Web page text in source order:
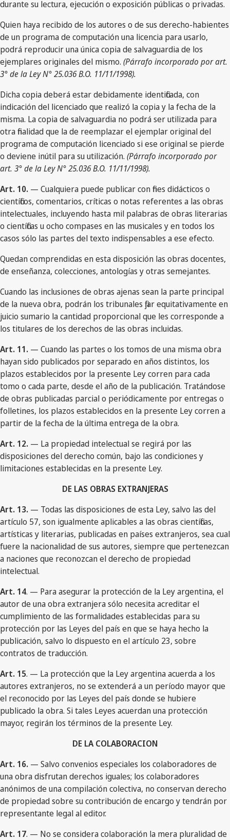
durante su lectura, ejecución o exposición públicas o privadas.
Quien haya recibido de los autores o de sus derecho-habientes
de un programa de computación una licencia para usarlo,
podrá reproducir una única copia de salvaguardia de los
ejemplares originales del mismo. (Párrafo incorporado por art.
3° de la Ley N° 25.036 B.O. 11/11/1998).
Dicha copia deberá estar debidamente identificada, con
indicación del licenciado que realizó la copia y la fecha de la
misma. La copia de salvaguardia no podrá ser utilizada para
otra finalidad que la de reemplazar el ejemplar original del
programa de computación licenciado si ese original se pierde
o deviene inútil para su utilización. (Párrafo incorporado por
art. 3° de la Ley N° 25.036 B.O. 11/11/1998).
Art. 10. — Cualquiera puede publicar con fines didácticos o
científicos, comentarios, críticas o notas referentes a las obras
intelectuales, incluyendo hasta mil palabras de obras literarias
o científicas u ocho compases en las musicales y en todos los
casos sólo las partes del texto indispensables a ese efecto.
Quedan comprendidas en esta disposición las obras docentes,
de enseñanza, colecciones, antologías y otras semejantes.
Cuando las inclusiones de obras ajenas sean la parte principal
de la nueva obra, podrán los tribunales fijar equitativamente en
juicio sumario la cantidad proporcional que les corresponde a
los titulares de los derechos de las obras incluidas.
Art. 11. — Cuando las partes o los tomos de una misma obra
hayan sido publicados por separado en años distintos, los
plazos establecidos por la presente Ley corren para cada
tomo o cada parte, desde el año de la publicación. Tratándose
de obras publicadas parcial o periódicamente por entregas o
folletines, los plazos establecidos en la presente Ley corren a
partir de la fecha de la última entrega de la obra.
Art. 12. — La propiedad intelectual se regirá por las
disposiciones del derecho común, bajo las condiciones y
limitaciones establecidas en la presente Ley.
DE LAS OBRAS EXTRANJERAS
Art. 13. — Todas las disposiciones de esta Ley, salvo las del
artículo 57, son igualmente aplicables a las obras científicas,
artísticas y literarias, publicadas en países extranjeros, sea cual
fuere la nacionalidad de sus autores, siempre que pertenezcan
a naciones que reconozcan el derecho de propiedad
intelectual.
Art. 14. — Para asegurar la protección de la Ley argentina, el
autor de una obra extranjera sólo necesita acreditar el
cumplimiento de las formalidades establecidas para su
protección por las Leyes del país en que se haya hecho la
publicación, salvo lo dispuesto en el artículo 23, sobre
contratos de traducción.
Art. 15. — La protección que la Ley argentina acuerda a los
autores extranjeros, no se extenderá a un período mayor que
el reconocido por las Leyes del país donde se hubiere
publicado la obra. Si tales Leyes acuerdan una protección
mayor, regirán los términos de la presente Ley.
DE LA COLABORACION
Art. 16. — Salvo convenios especiales los colaboradores de
una obra disfrutan derechos iguales; los colaboradores
anónimos de una compilación colectiva, no conservan derecho
de propiedad sobre su contribución de encargo y tendrán por
representante legal al editor.
Art. 17. — No se considera colaboración la mera pluralidad de